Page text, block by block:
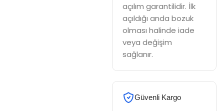
açılım garantilidir. İlk
açıldığı anda bozuk
olması halinde iade
veya değişim
sağlanır.
Güvenli Kargo